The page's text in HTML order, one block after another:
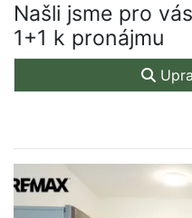
Našli jsme pro vás
1+1 k pronájmu